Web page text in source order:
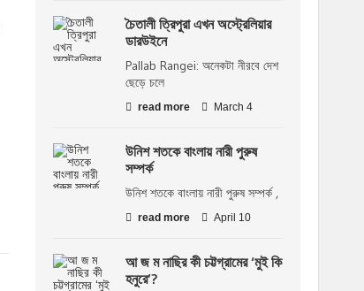
চৈতালী ত্রিপুরা এখন অস্ট্রেলিয়ার
ডারউইনে
Pallab Rangei: অনেকটা নীরবে দেশ
ছেড়ে চলে
read more March 4
উনিশ শতকে বাংলায় নারী পুরুষ
সম্পর্ক
উনিশ শতকে বাংলায় নারী পুরুষ সম্পর্ক ,
read more April 10
আ জ ম নাছির কী চট্টগ্রামের ‘মুই কি
হনুরে’?